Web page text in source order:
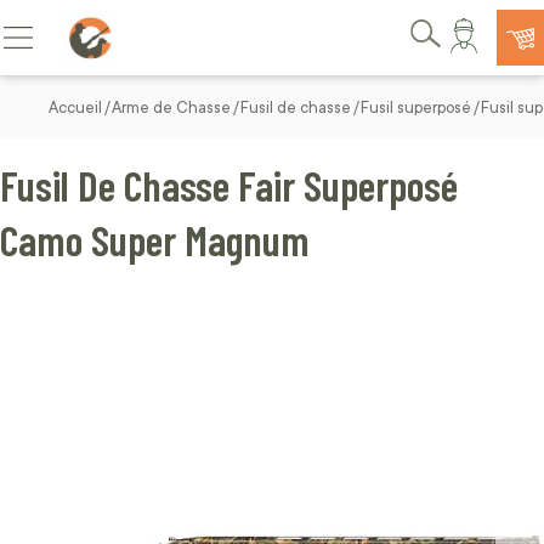
Allez au contenu
Basculer la navigation
Rechercher
Accueil Arme de Chasse Fusil de chasse Fusil superposé Fusil
Fusil De Chasse Fair Superposé
Camo Super Magnum